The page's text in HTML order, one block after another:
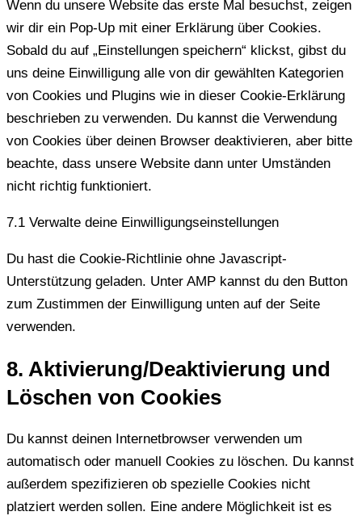
Wenn du unsere Website das erste Mal besuchst, zeigen
wir dir ein Pop-Up mit einer Erklärung über Cookies.
Sobald du auf „Einstellungen speichern“ klickst, gibst du
uns deine Einwilligung alle von dir gewählten Kategorien
von Cookies und Plugins wie in dieser Cookie-Erklärung
beschrieben zu verwenden. Du kannst die Verwendung
von Cookies über deinen Browser deaktivieren, aber bitte
beachte, dass unsere Website dann unter Umständen
nicht richtig funktioniert.
7.1 Verwalte deine Einwilligungseinstellungen
Du hast die Cookie-Richtlinie ohne Javascript-
Unterstützung geladen. Unter AMP kannst du den Button
zum Zustimmen der Einwilligung unten auf der Seite
verwenden.
8. Aktivierung/Deaktivierung und
Löschen von Cookies
Du kannst deinen Internetbrowser verwenden um
automatisch oder manuell Cookies zu löschen. Du kannst
außerdem spezifizieren ob spezielle Cookies nicht
platziert werden sollen. Eine andere Möglichkeit ist es